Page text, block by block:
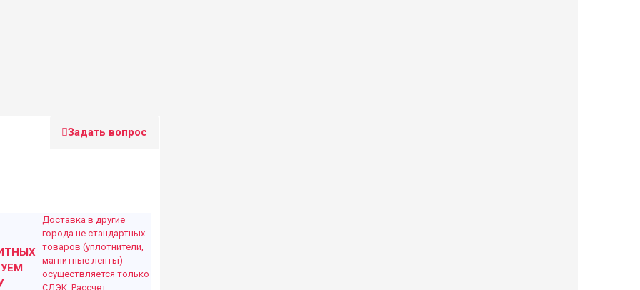
Задать вопрос
Доставка в другие
города не стандартных
товаров (уплотнители,
магнитные ленты)
осуществляется только
СДЭК. Рассчет